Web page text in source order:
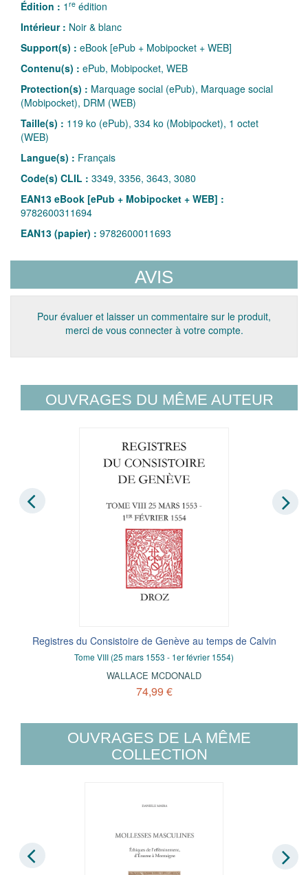
Édition : 1 re édition
Intérieur : Noir & blanc
Support(s) : eBook [ePub + Mobipocket + WEB]
Contenu(s) : ePub, Mobipocket, WEB
Protection(s) : Marquage social (ePub), Marquage social
(Mobipocket), DRM (WEB)
Taille(s) : 119 ko (ePub), 334 ko (Mobipocket), 1 octet
(WEB)
Langue(s) : Français
Code(s) CLIL : 3349, 3356, 3643, 3080
EAN13 eBook [ePub + Mobipocket + WEB] :
9782600311694
EAN13 (papier) : 9782600011693
AVIS
Pour évaluer et laisser un commentaire sur le produit,
merci de vous connecter à votre compte.
OUVRAGES DU MÊME AUTEUR
Registres du Consistoire de Genève au temps de Calvin
Tome VIII (25 mars 1553 - 1er février 1554)
WALLACE MCDONALD
74,99 €
OUVRAGES DE LA MÊME
COLLECTION